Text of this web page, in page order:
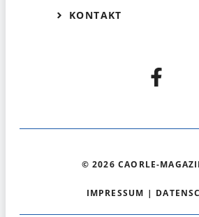
KONTAKT
© 2026 CAORLE-
IMPRESSUM |